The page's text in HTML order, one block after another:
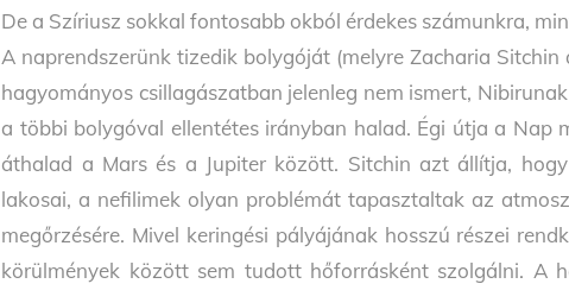
De a Szíriusz sokkal fontosabb okból érdekes számunkra,
A naprendszerünk tizedik bolygóját (melyre Zacharia
hagyományos csillagászatban jelenleg nem ismert,
a többi bolygóval ellentétes irányban halad. Égi útja a Nap
áthalad a Mars és a Jupiter között. Sitchin azt állítja,
lakosai, a nefilimek olyan problémát tapasztaltak az
megőrzésére. Mivel keringési pályájának hosszú részei
körülmények között sem tudott hőforrásként szolgálni. A